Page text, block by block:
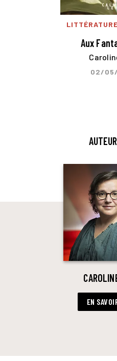
Aux
02/
EN